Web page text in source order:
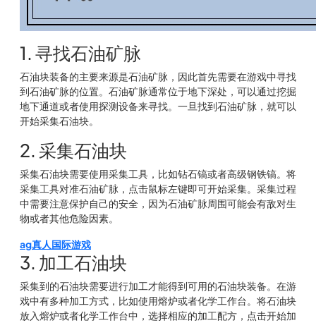
1. 寻找石油矿脉
石油块装备的主要来源是石油矿脉，因此首先需要在游戏中寻找
到石油矿脉的位置。石油矿脉通常位于地下深处，可以通过挖掘
地下通道或者使用探测设备来寻找。一旦找到石油矿脉，就可以
开始采集石油块。
2. 采集石油块
采集石油块需要使用采集工具，比如钻石镐或者高级钢铁镐。将
采集工具对准石油矿脉，点击鼠标左键即可开始采集。采集过程
中需要注意保护自己的安全，因为石油矿脉周围可能会有敌对生
物或者其他危险因素。
ag真人国际游戏
3. 加工石油块
采集到的石油块需要进行加工才能得到可用的石油块装备。在游
戏中有多种加工方式，比如使用熔炉或者化学工作台。将石油块
放入熔炉或者化学工作台中，选择相应的加工配方，点击开始加